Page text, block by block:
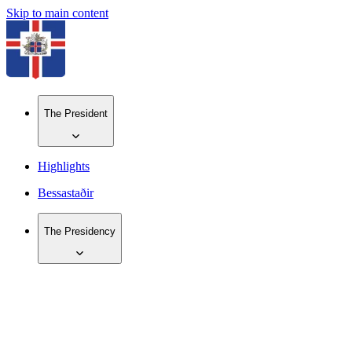
Skip to main content
The President
Highlights
Bessastaðir
The Presidency